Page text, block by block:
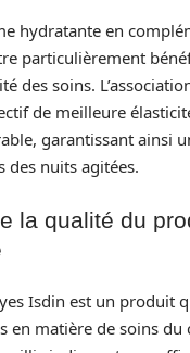
hydratante en
particulièrement
des soins.
de meilleure
garantissant ainsi
des nuits agitées.
la qualité du
Isdin est un produit
en matière de soins du